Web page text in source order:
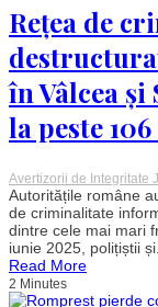
Rețea de
în Vâlcea
la peste
Avertizorii de Integritate
Autoritățile române
de criminalitate
dintre cele mai mari
iunie 2025, polițiștii
Read More
2 Minutes